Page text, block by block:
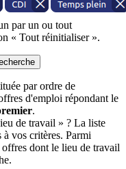
par un ou tout
« Tout réinitialiser ».
par ordre de
d'emploi répondant le
.
de travail » ? La liste
vos critères. Parmi
dont le lieu de travail